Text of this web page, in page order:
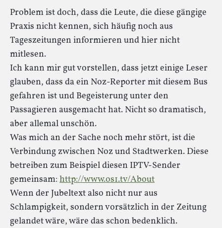
Problem ist doch, dass die Leute, die diese gängige
Praxis nicht kennen, sich häufig noch aus
Tageszeitungen informieren und hier nicht
mitlesen.
Ich kann mir gut vorstellen, dass jetzt einige Leser
glauben, dass da ein Noz-Reporter mit diesem Bus
gefahren ist und Begeisterung unter den
Passagieren ausgemacht hat. Nicht so dramatisch,
aber allemal unschön.
Was mich an der Sache noch mehr stört, ist die
Verbindung zwischen Noz und Stadtwerken. Diese
betreiben zum Beispiel diesen IPTV-Sender
gemeinsam: http://www.os1.tv/About
Wenn der Jubeltext also nicht nur aus
Schlampigkeit, sondern vorsätzlich in der Zeitung
gelandet wäre, wäre das schon bedenklich.